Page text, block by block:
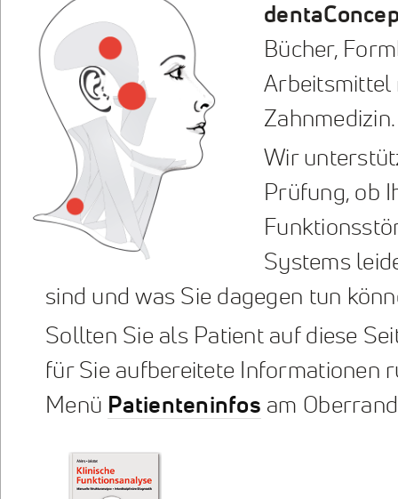
Bücher,
Arbeitsmittel
Zahnmedizin.
Wir
Prüfung, ob
Systems
sind und was Sie dagegen tun
Sollten Sie als Patient auf diese
für Sie aufbereitete Informationen
Menü Patienteninfos am